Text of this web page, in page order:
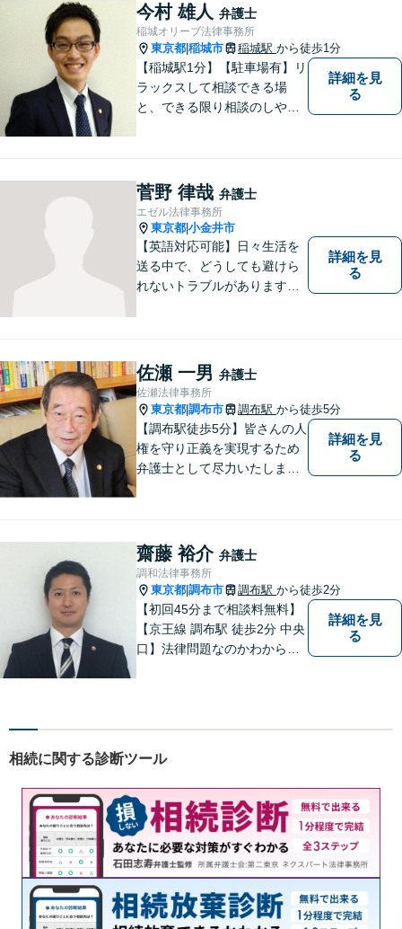
今村 雄人 弁護士
稲城オリーブ法律事務所
東京都 稲城市 稲城駅 から徒歩1分
【稲城駅1分】【駐車場有】リ
ラックスして相談できる場
と、できる限り相談のしやす
ください。 ご相談・ご依頼い
ただいた際には、精一杯サポ
ートいたします。
詳細を見
る
菅野 律哉 弁護士
エゼル法律事務所
東京都 小金井市
【英語対応可能】日々生活を
送る中で、どうしても避けら
れないトラブルがあります。
かどうかを一緒に考えていき
ます。 まずはお気軽にご相談
ください。
詳細を見
る
佐瀬 一男 弁護士
佐瀬法律事務所
東京都 調布市 調布駅 から徒歩5分
【調布駅徒歩5分】皆さんの人
権を守り正義を実現するため
弁護士として尽力いたしま
詳細を見
る
齋藤 裕介 弁護士
調和法律事務所
東京都 調布市 調布駅 から徒歩2分
【初回45分まで相談料無料】
【京王線 調布駅 徒歩2分 中央
口】法律問題なのかわからな
能です。 おひとりで悩まず、
詳細を見
る
相続に関する診断ツール